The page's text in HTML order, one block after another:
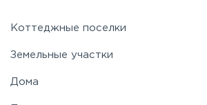
Коттеджные поселки
Земельные участки
Дома